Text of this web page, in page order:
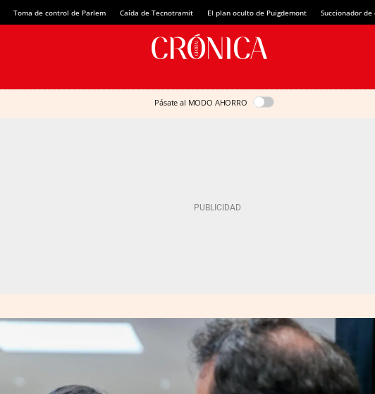
Toma de control de Parlem Caída de Tecnotramit El plan oculto de Puigdemont Succionador
Pásate al MODO AHORRO